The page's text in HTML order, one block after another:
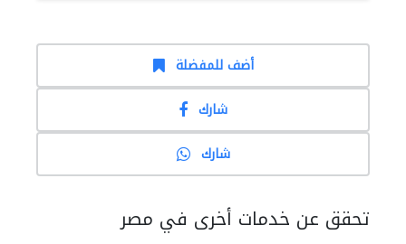
أضف للمفضلة
شارك
شارك
تحقق عن خدمات أخرى في مصر